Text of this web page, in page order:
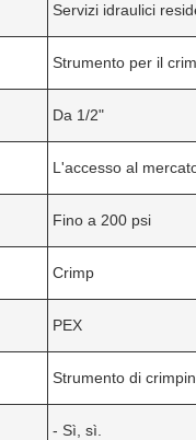
Servizi idraulici
Strumento per il
Da 1/2"
L'accesso al
Fino a 200 psi
Crimp
PEX
Strumento di
- Sì, sì.